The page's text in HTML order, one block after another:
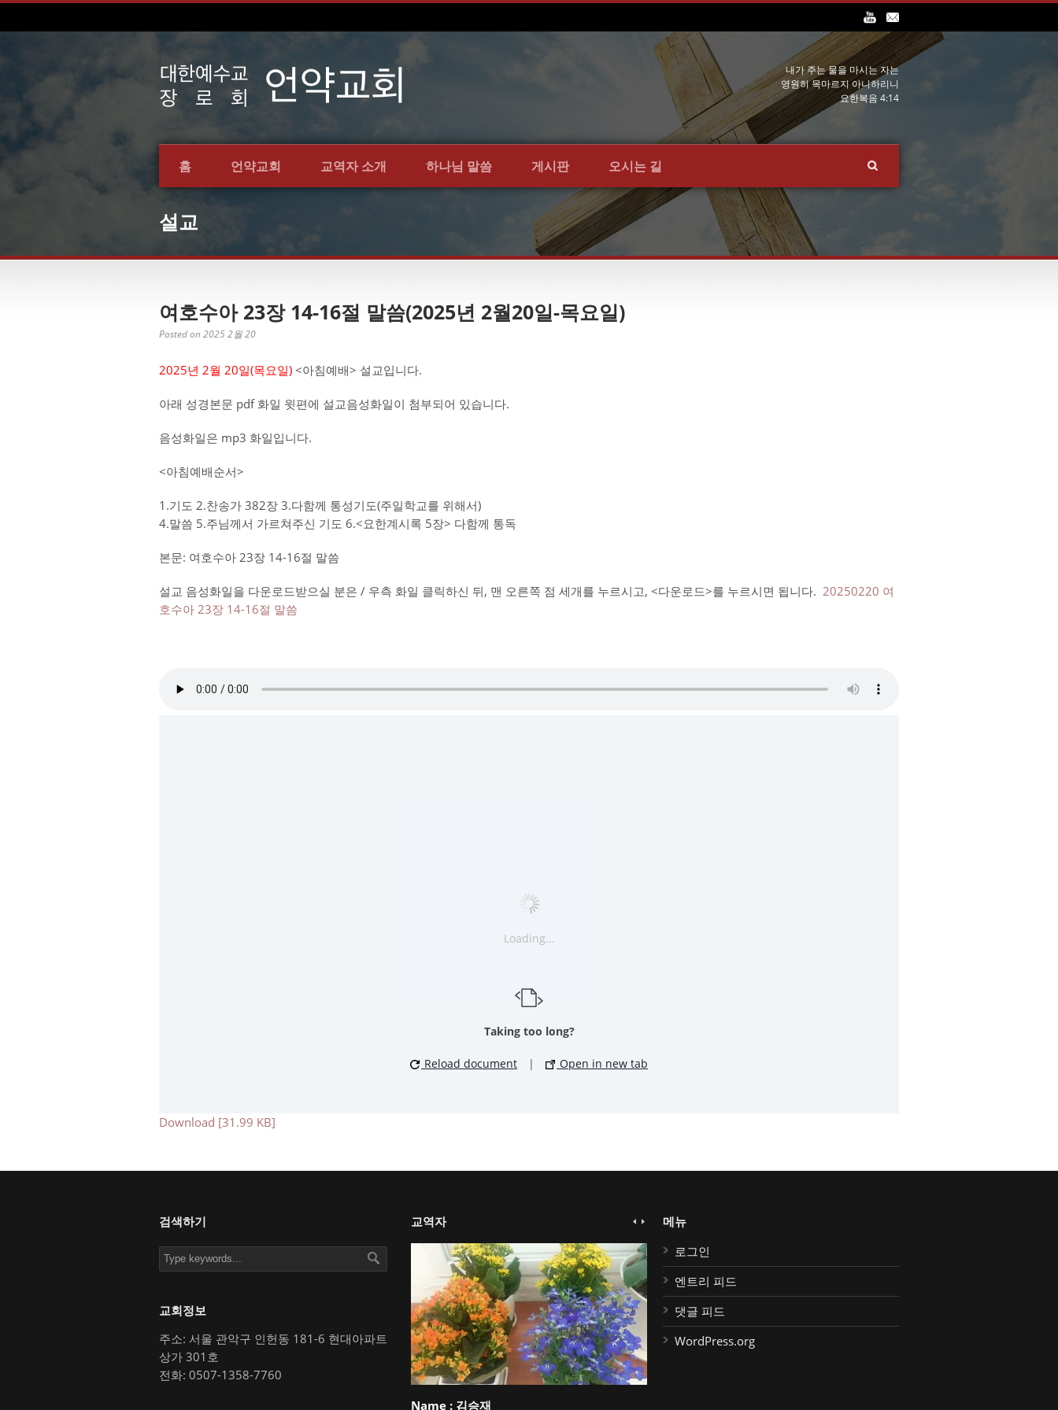
내가 주는 물을 마시는 자는
영원히 목마르지 아니하리니
요한복음 4:14
홈 언약교회 교역자 소개 하나님 말씀 게시판 오시는 길
설교
여호수아 23장 14-16절 말씀(2025년 2월20일-목요일)
Posted on 2025 2월 20
2025년 2월 20일(목요일) <아침예배> 설교입니다.
아래 성경본문 pdf 화일 윗편에 설교음성화일이 첨부되어 있습니다.
음성화일은 mp3 화일입니다.
<아침예배순서>
1.기도 2.찬송가 382장 3.다함께 통성기도(주일학교를 위해서)
4.말씀 5.주님께서 가르쳐주신 기도 6.<요한계시록 5장> 다함께 통독
본문: 여호수아 23장 14-16절 말씀
설교 음성화일을 다운로드받으실 분은 / 우측 화일 클릭하신 뒤, 맨 오른쪽 점 세개를 누르시고, <다운로드>를 누르시면 됩니다. 20250220 여
호수아 23장 14-16절 말씀
Loading...
Taking too long?
Reload document | Open in new tab
Download [31.99 KB]
검색하기
교회정보
주소: 서울 관악구 인헌동 181-6 현대아파트
상가 301호
전화: 0507-1358-7760
교역자
Name :김승재
메뉴
로그인
엔트리 피드
댓글 피드
WordPress.org